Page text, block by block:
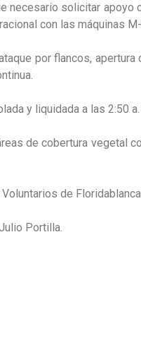
solicitar apoyo
con las máquinas
por flancos,
y liquidada a las 2:50
de cobertura vegetal
de
Portilla.